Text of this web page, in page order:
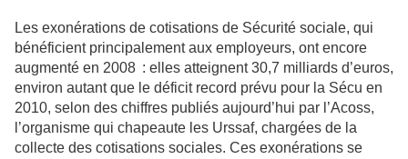
Les exonérations de cotisations de Sécurité sociale, qui
bénéficient principalement aux employeurs, ont encore
augmenté en 2008 : elles atteignent 30,7 milliards d’euros,
environ autant que le déficit record prévu pour la Sécu en
2010, selon des chiffres publiés aujourd’hui par l’Acoss,
l’organisme qui chapeaute les Urssaf, chargées de la
collecte des cotisations sociales. Ces exonérations se